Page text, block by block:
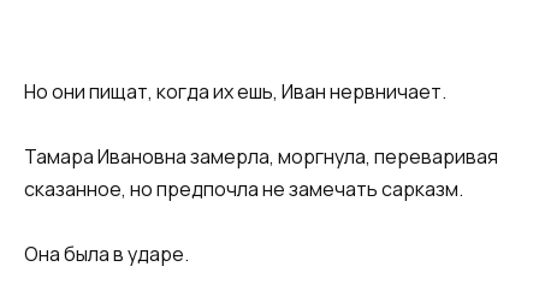
Но они пищат, когда их ешь, Иван нервничает.
Тамара Ивановна замерла, моргнула, переваривая
сказанное, но предпочла не замечать сарказм.
Она была в ударе.